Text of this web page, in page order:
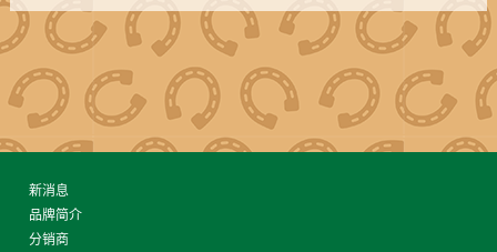
新消息
品牌简介
分销商